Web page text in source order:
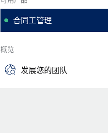
合同工管理
概览
发展您的团队